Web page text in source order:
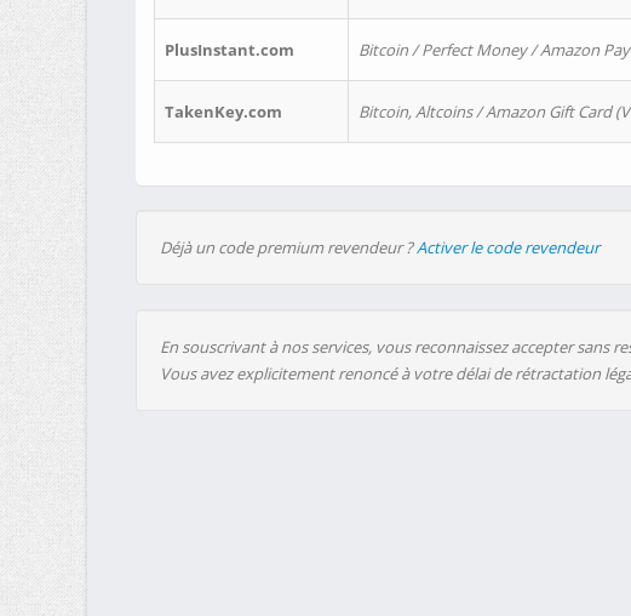
PlusInstant.com Bitcoin / Perfect Money / Amazon
TakenKey.com Bitcoin, Altcoins / Amazon Gift Card
Déjà un code premium revendeur ?Activer le code revendeur
En souscrivant à nos services, vous reconnaissez accepter sans
Vous avez explicitement renoncé à votre délai de rétractation